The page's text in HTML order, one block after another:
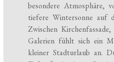
besondere Atmosphäre,
tiefere Wintersonne auf
Zwischen
Galerien fühlt sich ein
kleiner Stadturlaub an.